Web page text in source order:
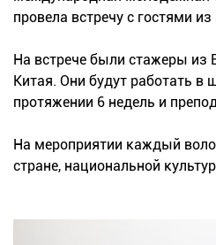
провела встречу с гостями
На встрече были стажеры из
Китая. Они будут работать в
протяжении 6 недель и
На мероприятии каждый
стране, национальной